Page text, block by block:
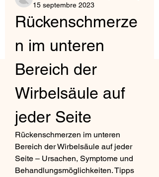
15 septembre 2023
Rückenschmerze
n im unteren
Bereich der
Wirbelsäule auf
jeder Seite
Rückenschmerzen im unteren
Bereich der Wirbelsäule auf jeder
Seite – Ursachen, Symptome und
Behandlungsmöglichkeiten. Tipps